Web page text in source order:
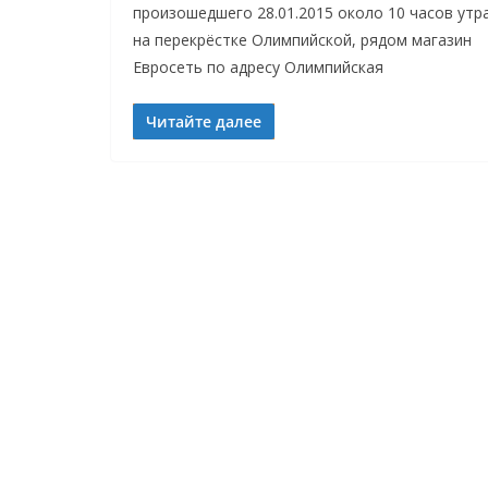
произошедшего 28.01.2015 около 10 часов
на перекрёстке Олимпийской, рядом магазин
Евросеть по адресу Олимпийская
Читайте далее